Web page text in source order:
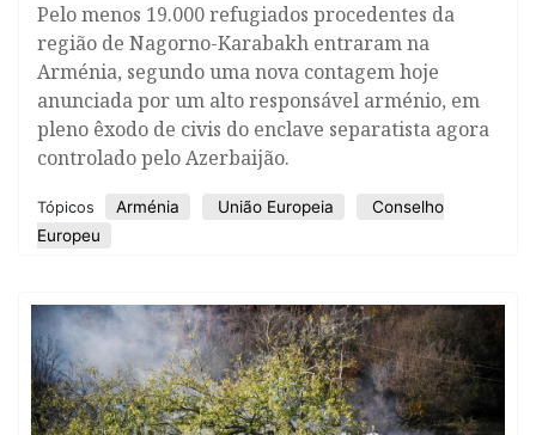
Pelo menos 19.000 refugiados procedentes da
região de Nagorno-Karabakh entraram na
Arménia, segundo uma nova contagem hoje
anunciada por um alto responsável arménio, em
pleno êxodo de civis do enclave separatista agora
controlado pelo Azerbaijão.
Tópicos Arménia União Europeia
Conselho
Europeu